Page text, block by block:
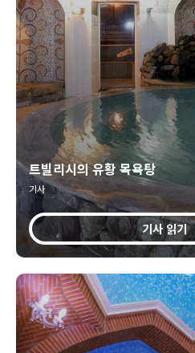
트빌리시의 유황 목욕탕
기사
기사 읽기